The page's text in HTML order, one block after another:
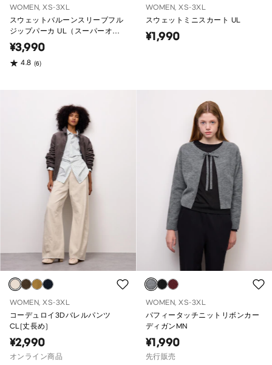
WOMEN, XS-3XL
スウェットバルーンスリーブフル
ジップパーカ UL（スーパーオー
バーサイズフィット）
¥3,990
4.8 (6)
WOMEN, XS-3XL
スウェットミニスカート UL
¥1,990
WOMEN, XS-3XL
コーデュロイ3Dバレルパンツ
CL(丈長め)
¥2,990
オンライン商品
WOMEN, XS-3XL
パフィータッチニットリボンカー
ディガンMN
¥1,990
先行販売